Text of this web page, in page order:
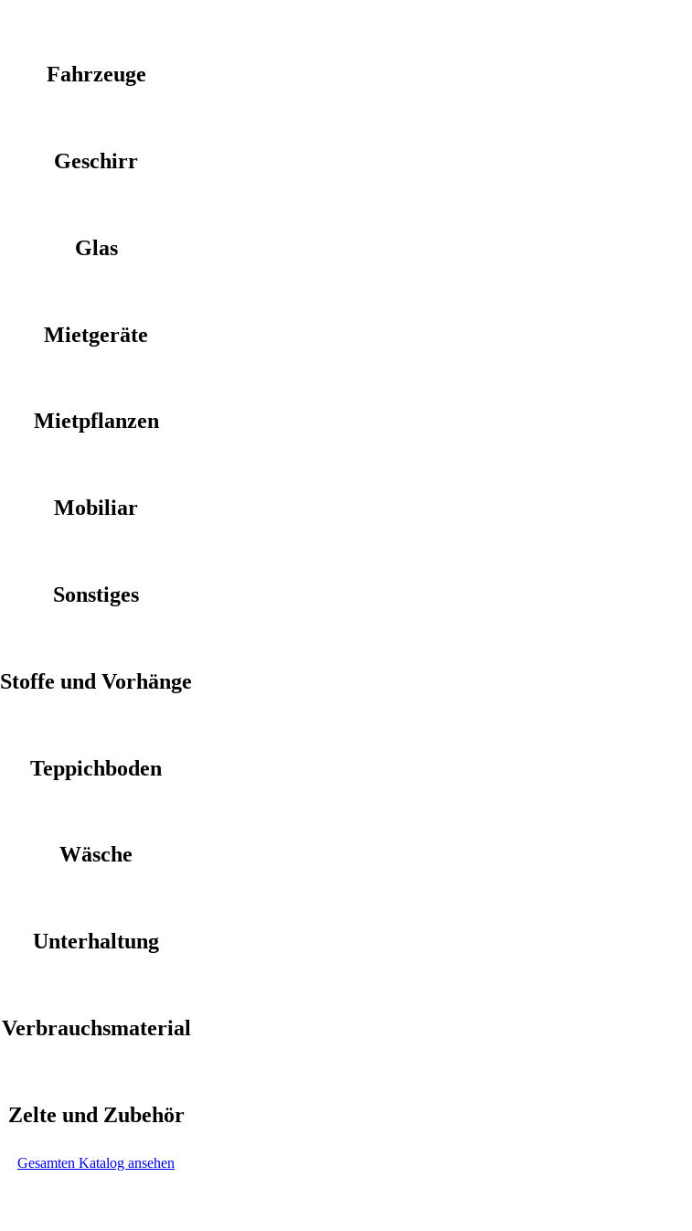
Fahrzeuge
Geschirr
Glas
Mietgeräte
Mietpflanzen
Mobiliar
Sonstiges
Stoffe und Vorhänge
Teppichboden
Wäsche
Unterhaltung
Verbrauchsmaterial
Zelte und Zubehör
Gesamten Katalog ansehen